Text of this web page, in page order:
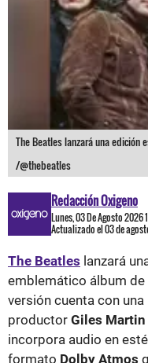
The Beatles lanzará una edición
/@thebeatles
Redacción Oxigeno
Lunes, 03 De Agosto 2026
Actualizado el 03 de
The Beatles lanzará
emblemático álbum de
versión cuenta con
productor Giles Martin
incorpora audio en
formato Dolby Atmos